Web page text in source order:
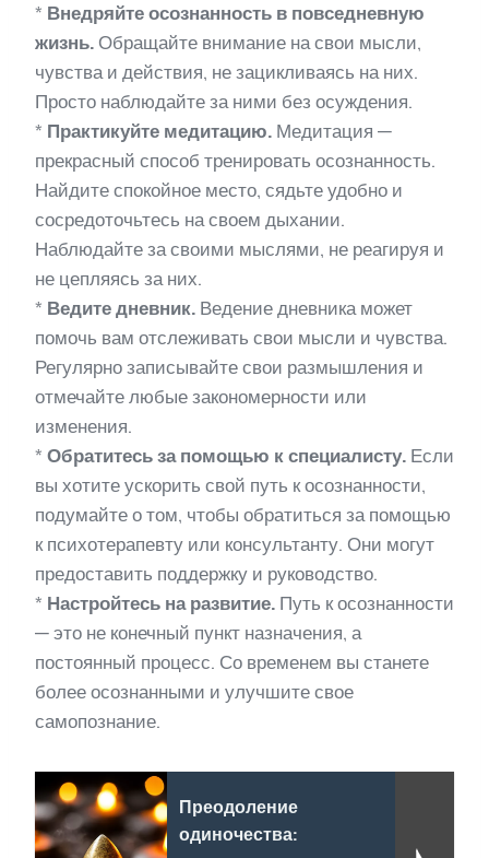
* Внедряйте осознанность в повседневную
жизнь. Обращайте внимание на свои мысли,
чувства и действия, не зацикливаясь на них.
Просто наблюдайте за ними без осуждения.
* Практикуйте медитацию. Медитация —
прекрасный способ тренировать осознанность.
Найдите спокойное место, сядьте удобно и
сосредоточьтесь на своем дыхании.
Наблюдайте за своими мыслями, не реагируя и
не цепляясь за них.
* Ведите дневник. Ведение дневника может
помочь вам отслеживать свои мысли и чувства.
Регулярно записывайте свои размышления и
отмечайте любые закономерности или
изменения.
* Обратитесь за помощью к специалисту. Если
вы хотите ускорить свой путь к осознанности,
подумайте о том, чтобы обратиться за помощью
к психотерапевту или консультанту. Они могут
предоставить поддержку и руководство.
* Настройтесь на развитие. Путь к осознанности
— это не конечный пункт назначения, а
постоянный процесс. Со временем вы станете
более осознанными и улучшите свое
самопознание.
Преодоление
одиночества: